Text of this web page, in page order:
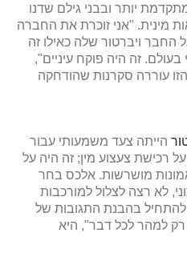
יותר ובבני גילם שדנו
מינית. "אני זוכרת את החברה
החבר ויברטור שלה כאילו זה
זה היה פוקח עיניים",
עוררה סקרנות שהודחקה
הייתה צעד משמעותי עבור
רכישת צעצוע מין; זה היה על
מושרשות. אלכס בחר
לא רצה לצלול למורכבות
להתחיל בהבנת התגובות של
רק למהר לכל דבר", היא